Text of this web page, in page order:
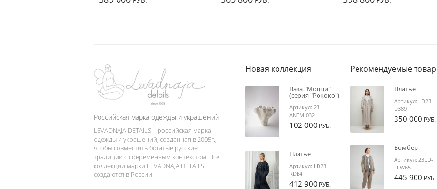
Российская марка одежды и украшений
LEVADNAJA DETAILS – российская марка
одежды и украшений, созданная в 2005г.,
чтобы совместить богатые русские
традиции с современным контекстом. Все
коллекции марки LEVADNAJA DETAILS
создаются в России.
Новая коллекция
Ваза "Моцци"
(серия "Рококо")
Артикул: 23L-
ANTMI032
102 000 РУБ.
Платье
Артикул: LD23-
RDE4
412 900 РУБ.
Рекомендуемые
Платье
Артикул: LD23-
D389
350 000 РУБ.
Бомбер
Артикул: 23LD-
FFW65
445 900 РУБ.